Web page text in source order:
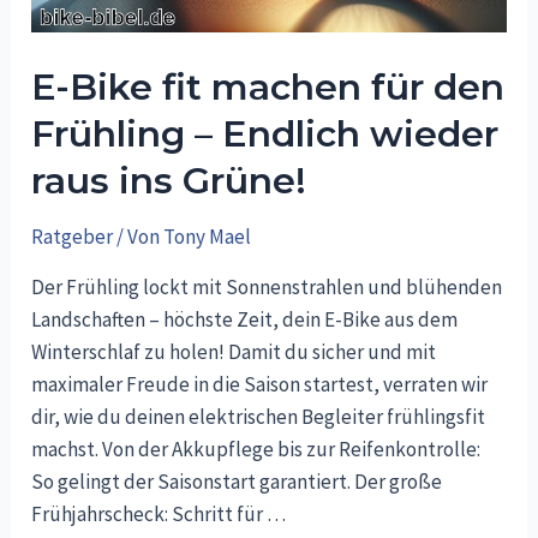
E-Bike fit machen für den
Frühling – Endlich wieder
raus ins Grüne!
Ratgeber/ VonTony Mael
Der Frühling lockt mit Sonnenstrahlen und blühenden
Landschaften – höchste Zeit, dein E-Bike aus dem
Winterschlaf zu holen! Damit du sicher und mit
maximaler Freude in die Saison startest, verraten wir
dir, wie du deinen elektrischen Begleiter frühlingsfit
machst. Von der Akkupflege bis zur Reifenkontrolle:
So gelingt der Saisonstart garantiert. Der große
Frühjahrscheck: Schritt für …